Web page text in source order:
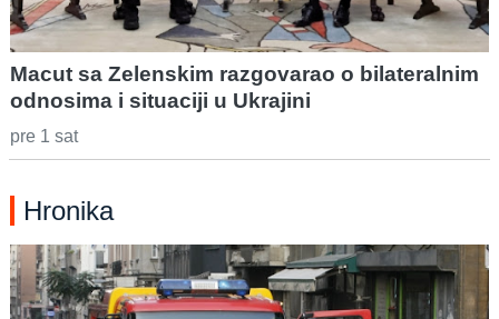
Macut sa Zelenskim razgovarao o bilateralnim
odnosima i situaciji u Ukrajini
pre 1 sat
Hronika